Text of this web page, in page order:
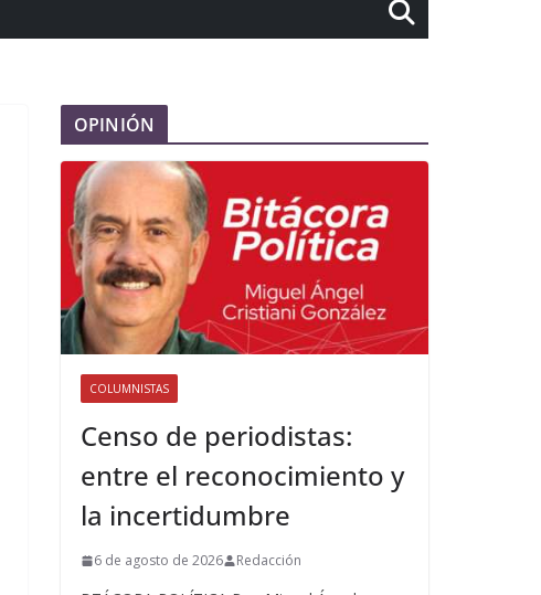
OPINIÓN
COLUMNISTAS
Censo de periodistas:
entre el reconocimiento y
la incertidumbre
6 de agosto de 2026 Redacción